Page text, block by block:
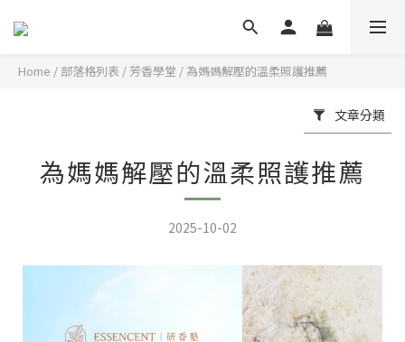
Home / 部落格列表 / 芳香學堂 /為媽媽解壓的溫柔照護推薦
文章分類
為媽媽解壓的溫柔照護推薦
2025-10-02